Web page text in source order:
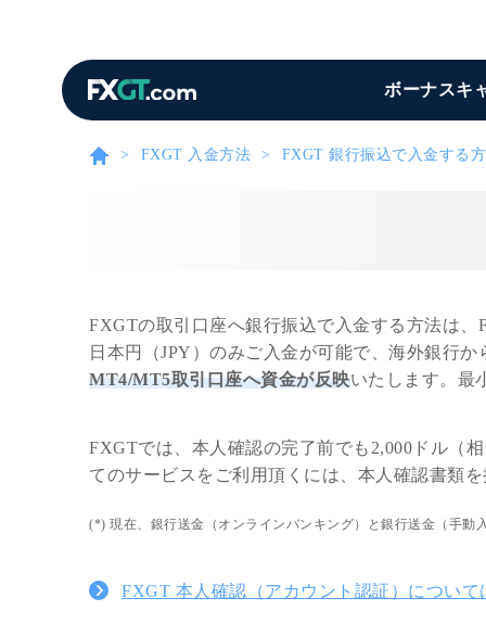
ボーナスキ
FXGT 入金方法 FXGT 銀行振込で入金する
FXGTの取引口座へ銀行振込で入金する方法は、
日本円（JPY）のみご入金が可能で、海外銀行
MT4/MT5取引口座へ資金が反映いたします。最
FXGTでは、本人確認の完了前でも2,000ドル（
てのサービスをご利用頂くには、本人確認書類
(*) 現在、銀行送金（オンラインバンキング）と銀行送金（手動
FXGT 本人確認（アカウント認証）について